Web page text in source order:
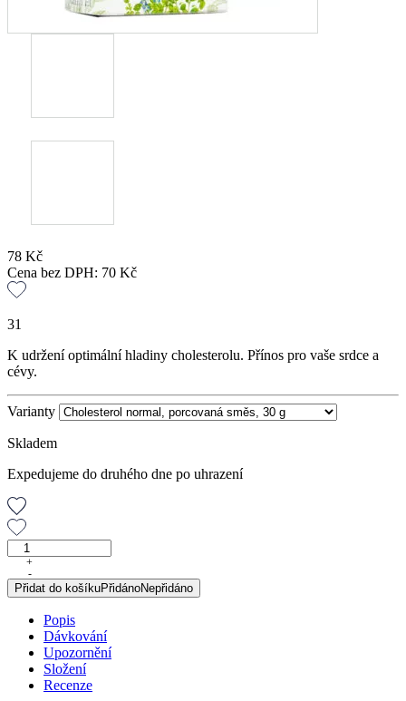
78 Kč
Cena bez DPH: 70 Kč
31
K udržení optimální hladiny cholesterolu. Přínos pro vaše srdce a
cévy.
Varianty
Skladem
Expedujeme do druhého dne po uhrazení
Cholesterol
normal,
porcovaná
směs,
množství
+
-
Přidat do košíkuPřidánoNepřidáno
Popis
Dávkování
Upozornění
Složení
Recenze